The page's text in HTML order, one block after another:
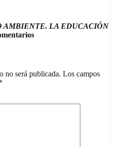
AMBIENTE. LA EDUCACIÓN
no será publicada. Los campos